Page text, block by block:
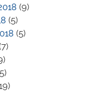
(9)
(5)
(5)